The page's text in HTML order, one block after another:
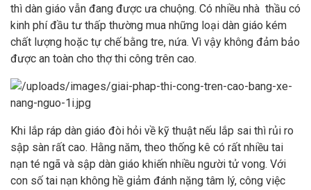
thì dàn giáo vẫn đang được ưa chuộng. Có nhiều nhà thầu có
kinh phí đầu tư thấp thường mua những loại dàn giáo kém
chất lượng hoặc tự chế bằng tre, nứa. Vì vậy không đảm bảo
được an toàn cho thợ thi công trên cao.
Khi lắp ráp dàn giáo đòi hỏi về kỹ thuật nếu lắp sai thì rủi ro
sập sàn rất cao. Hằng năm, theo thống kê có rất nhiều tai
nạn té ngã và sập dàn giáo khiến nhiều người tử vong. Với
con số tai nạn không hề giảm đánh nặng tâm lý, công việc